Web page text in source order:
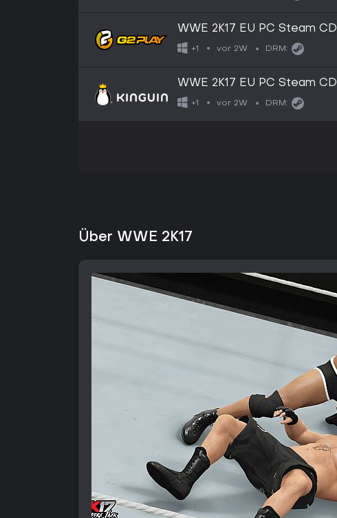
WWE 2K17 EU PC Steam
+1 vor 2W DRM:
WWE 2K17 EU PC Steam
+1 vor 2W DRM:
Über WWE 2K17